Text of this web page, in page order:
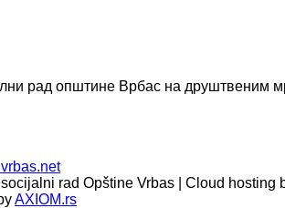
рад општине Врбас на друштвеним
rad Opštine Vrbas | Cloud hosting
AXIOM.rs